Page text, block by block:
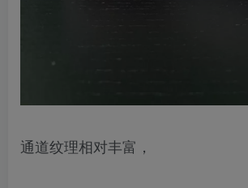
通道纹理相对丰富，